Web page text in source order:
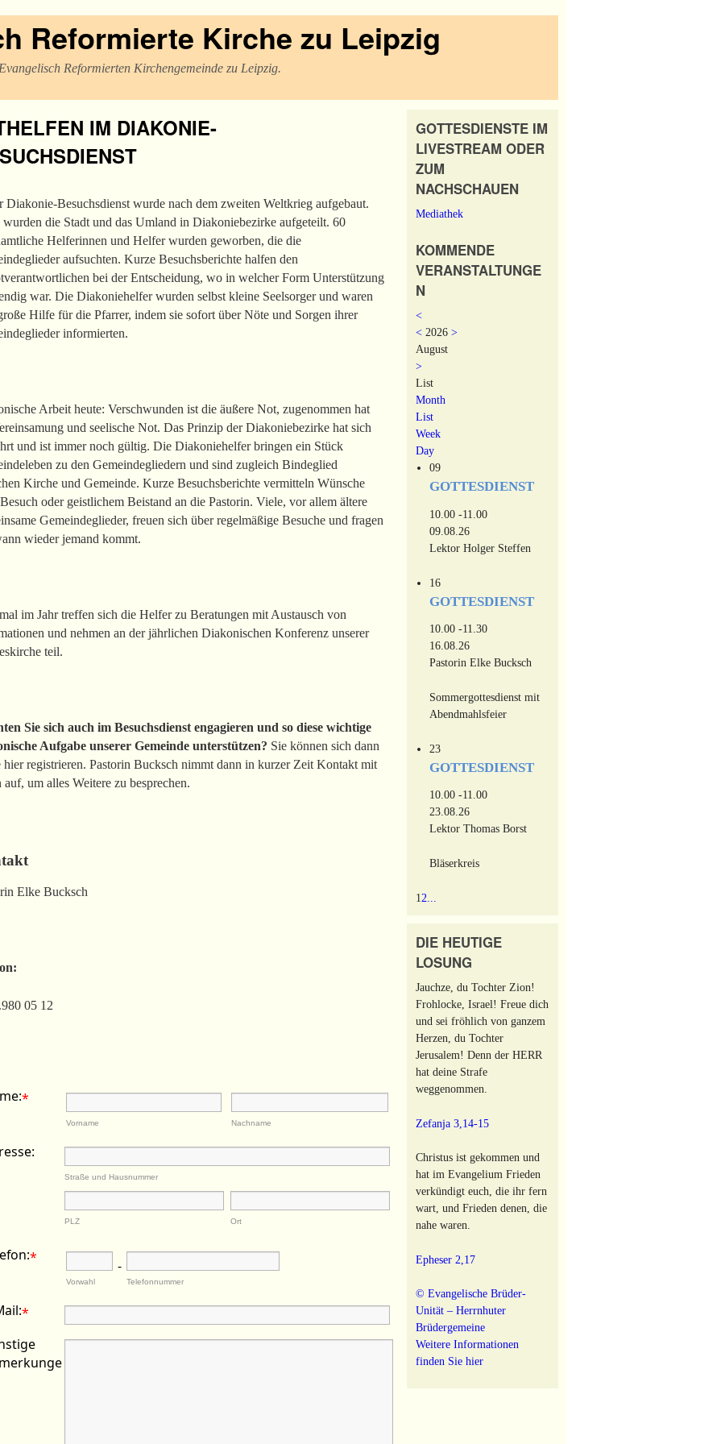
Reformierte Kirche zu Leipzig
Reformierten Kirchengemeinde zu Leipzig.
IM DIAKONIE-
Diakonie-Besuchsdienst wurde nach dem zweiten Weltkrieg aufgebaut.
wurden die Stadt und das Umland in Diakoniebezirke aufgeteilt. 60
Helferinnen und Helfer wurden geworben, die die
aufsuchten. Kurze Besuchsberichte halfen den
bei der Entscheidung, wo in welcher Form Unterstützung
war. Die Diakoniehelfer wurden selbst kleine Seelsorger und waren
Hilfe für die Pfarrer, indem sie sofort über Nöte und Sorgen ihrer
informierten.
Arbeit heute: Verschwunden ist die äußere Not, zugenommen hat
und seelische Not. Das Prinzip der Diakoniebezirke hat sich
und ist immer noch gültig. Die Diakoniehelfer bringen ein Stück
zu den Gemeindegliedern und sind zugleich Bindeglied
Kirche und Gemeinde. Kurze Besuchsberichte vermitteln Wünsche
oder geistlichem Beistand an die Pastorin. Viele, vor allem ältere
Gemeindeglieder, freuen sich über regelmäßige Besuche und fragen
wieder jemand kommt.
im Jahr treffen sich die Helfer zu Beratungen mit Austausch von
und nehmen an der jährlichen Diakonischen Konferenz unserer
teil.
Sie sich auch im Besuchsdienst engagieren und so diese wichtige
Aufgabe unserer Gemeinde unterstützen? Sie können sich dann
hier registrieren. Pastorin Bucksch nimmt dann in kurzer Zeit Kontakt mit
auf, um alles Weitere zu besprechen.
Elke Bucksch
05 12
*
Vorname Nachname
Straße und Hausnummer
PLZ Ort
*
Vorwahl
-
Telefonnummer
*
GOTTESDIENSTE IM
LIVESTREAM ODER
ZUM
NACHSCHAUEN
Mediathek
KOMMENDE
VERANSTALTUNGE
N
<
< 2026 >
August
>
List
Month
List
Week
Day
09
GOTTESDIENST
10.00 -11.00
09.08.26
Lektor Holger Steffen
16
GOTTESDIENST
10.00 -11.30
16.08.26
Pastorin Elke Bucksch
Sommergottesdienst mit
Abendmahlsfeier
23
GOTTESDIENST
10.00 -11.00
23.08.26
Lektor Thomas Borst
Bläserkreis
12
DIE HEUTIGE
LOSUNG
Jauchze, du Tochter Zion!
Frohlocke, Israel! Freue dich
und sei fröhlich von ganzem
Herzen, du Tochter
Jerusalem! Denn der HERR
hat deine Strafe
weggenommen.
Zefanja 3,14-15
Christus ist gekommen und
hat im Evangelium Frieden
verkündigt euch, die ihr fern
wart, und Frieden denen, die
nahe waren.
Epheser 2,17
© Evangelische Brüder-
Unität – Herrnhuter
Brüdergemeine
Weitere Informationen
finden Sie hier